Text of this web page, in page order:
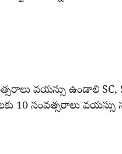
వయస్సు ఉండాలి SC,
10 సంవత్సరాలు వయస్సు